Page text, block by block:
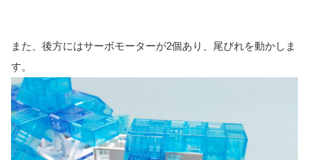
また、後方にはサーボモーターが2個あり、尾びれを動かしま
す。